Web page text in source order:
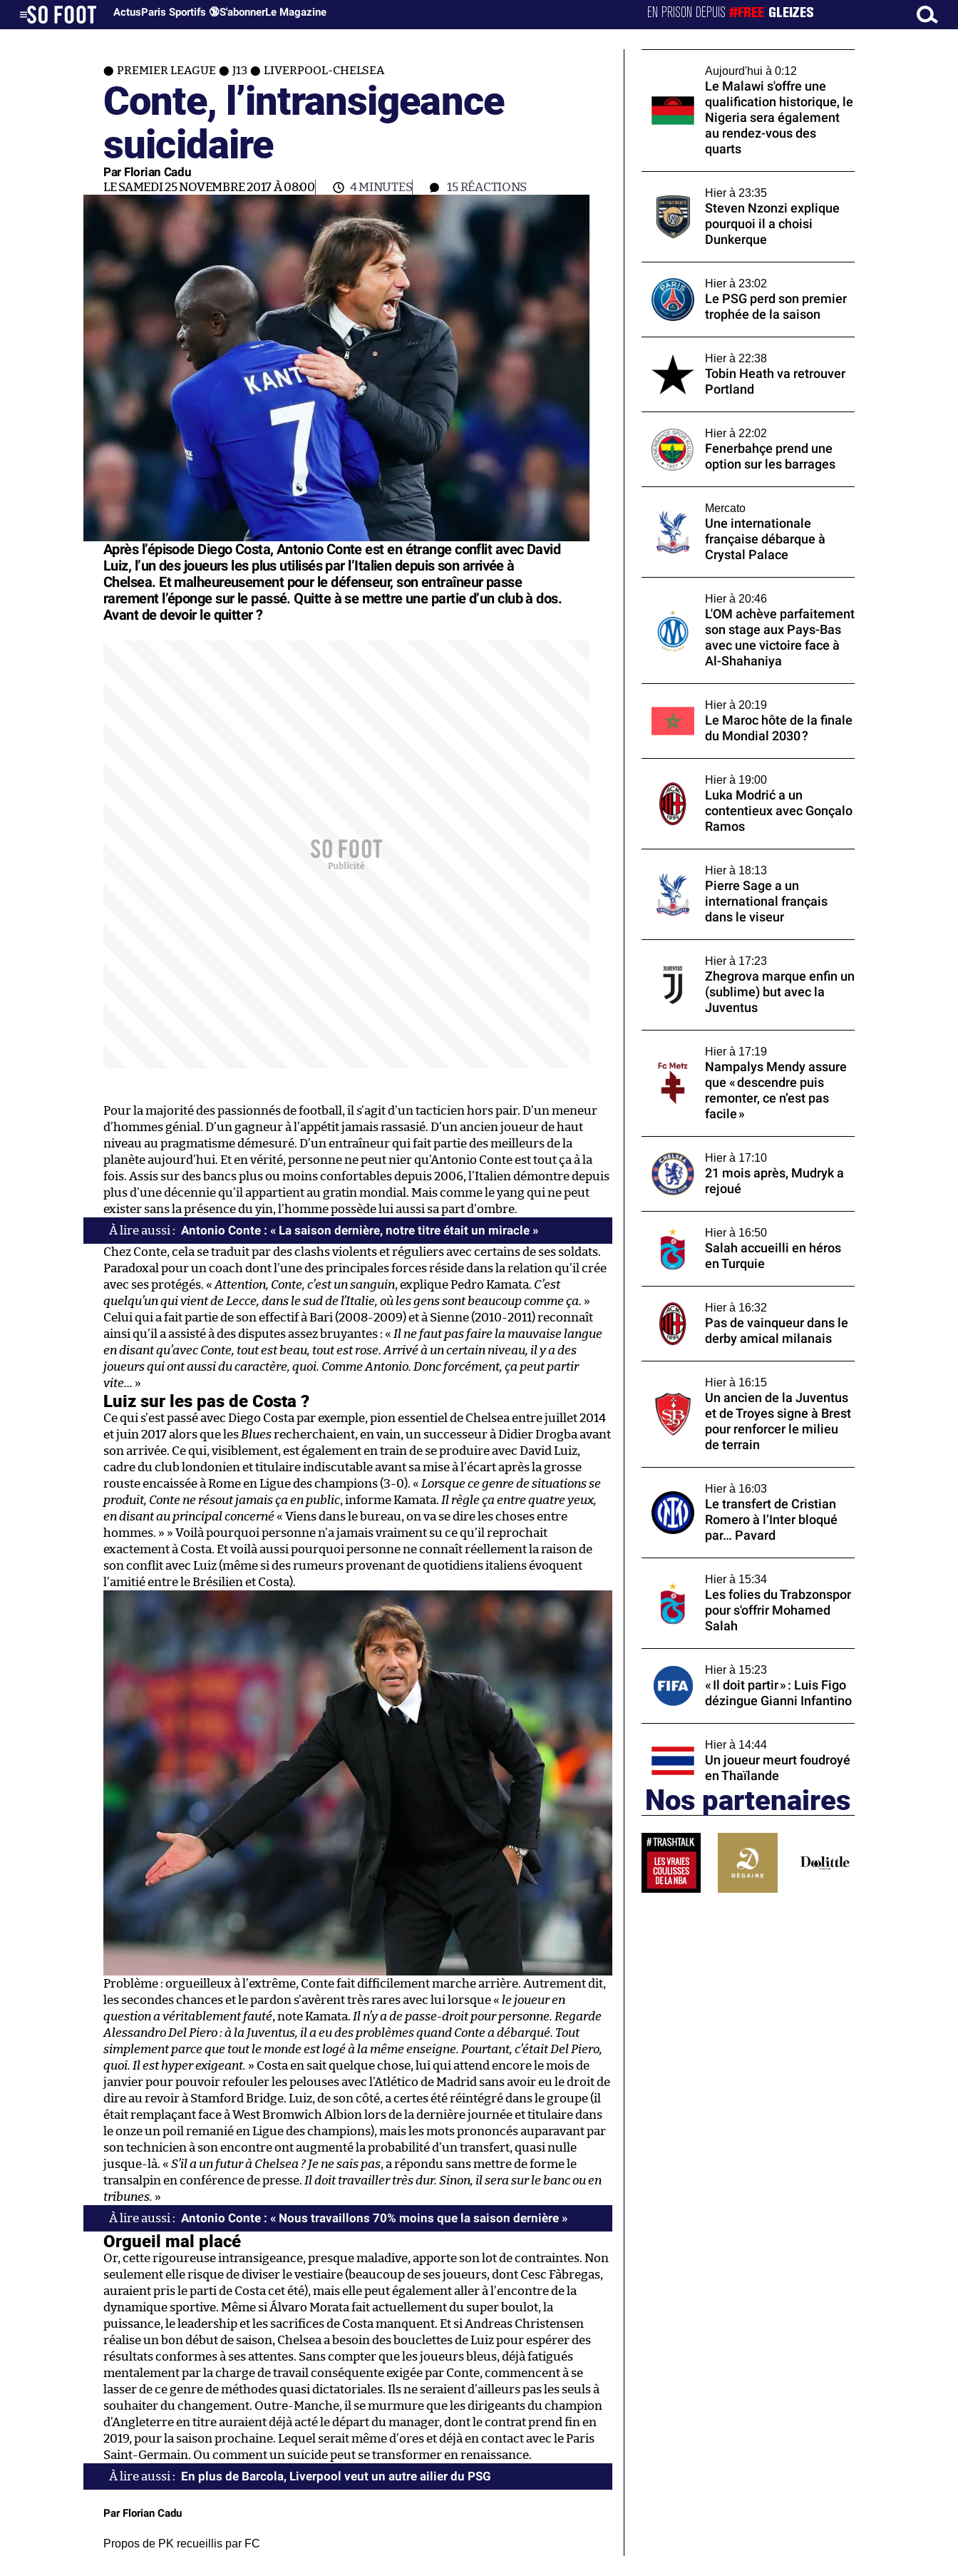
ActusParis Sportifs 🔞S'abonnerLe Magazine EN PRISON DEPUIS#FREE GLEIZES
PREMIER LEAGUE J13 LIVERPOOL-CHELSEA
Conte, l’intransigeance
suicidaire
Par Florian Cadu
LE SAMEDI 25 NOVEMBRE 2017 À 08:00 4 MINUTES 15RÉACTIONS
Après l’épisode Diego Costa, Antonio Conte est en étrange conflit avec David
Luiz, l’un des joueurs les plus utilisés par l’Italien depuis son arrivée à
Chelsea. Et malheureusement pour le défenseur, son entraîneur passe
rarement l’éponge sur le passé. Quitte à se mettre une partie d’un club à dos.
Avant de devoir le quitter ?
Pour la majorité des passionnés de football, il s’agit d’un tacticien hors pair. D’un meneur
d’hommes génial. D’un gagneur à l’appétit jamais rassasié. D’un ancien joueur de haut
niveau au pragmatisme démesuré. D’un entraîneur qui fait partie des meilleurs de la
planète aujourd’hui. Et en vérité, personne ne peut nier qu’Antonio Conte est tout ça à la
fois. Assis sur des bancs plus ou moins confortables depuis 2006, l’Italien démontre depuis
plus d’une décennie qu’il appartient au gratin mondial. Mais comme le yang qui ne peut
exister sans la présence du yin, l’homme possède lui aussi sa part d’ombre.
Antonio Conte : « La saison dernière, notre titre était un miracle »
Chez Conte, cela se traduit par des clashs violents et réguliers avec certains de ses soldats.
Paradoxal pour un coach dont l’une des principales forces réside dans la relation qu’il crée
avec ses protégés. « Attention, Conte, c’est un sanguin, explique Pedro Kamata. C’est
quelqu’un qui vient de Lecce, dans le sud de l’Italie, où les gens sont beaucoup comme ça. »
Celui qui a fait partie de son effectif à Bari (2008-2009) et à Sienne (2010-2011) reconnaît
ainsi qu’il a assisté à des disputes assez bruyantes : « Il ne faut pas faire la mauvaise langue
en disant qu’avec Conte, tout est beau, tout est rose. Arrivé à un certain niveau, il y a des
joueurs qui ont aussi du caractère, quoi. Comme Antonio. Donc forcément, ça peut partir
vite… »
Luiz sur les pas de Costa ?
Ce qui s’est passé avec Diego Costa par exemple, pion essentiel de Chelsea entre juillet 2014
et juin 2017 alors que les Bluesrecherchaient, en vain, un successeur à Didier Drogba avant
son arrivée. Ce qui, visiblement, est également en train de se produire avec David Luiz,
cadre du club londonien et titulaire indiscutable avant sa mise à l’écart après la grosse
rouste encaissée à Rome en Ligue des champions (3-0). « Lorsque ce genre de situations se
produit, Conte ne résout jamais ça en public, informe Kamata. Il règle ça entre quatre yeux,
en disant au principal concerné « Viens dans le bureau, on va se dire les choses entre
hommes. » » Voilà pourquoi personne n’a jamais vraiment su ce qu’il reprochait
exactement à Costa. Et voilà aussi pourquoi personne ne connaît réellement la raison de
son conflit avec Luiz (même si des rumeurs provenant de quotidiens italiens évoquent
l’amitié entre le Brésilien et Costa).
Problème : orgueilleux à l’extrême, Conte fait difficilement marche arrière. Autrement dit,
les secondes chances et le pardon s’avèrent très rares avec lui lorsque « le joueur en
question a véritablement fauté, note Kamata. Il n’y a de passe-droit pour personne. Regarde
Alessandro Del Piero : à la Juventus, il a eu des problèmes quand Conte a débarqué. Tout
simplement parce que tout le monde est logé à la même enseigne. Pourtant, c’était Del Piero,
quoi. Il est hyper exigeant. » Costa en sait quelque chose, lui qui attend encore le mois de
janvier pour pouvoir refouler les pelouses avec l’Atlético de Madrid sans avoir eu le droit de
dire au revoir à Stamford Bridge. Luiz, de son côté, a certes été réintégré dans le groupe (il
était remplaçant face à West Bromwich Albion lors de la dernière journée et titulaire dans
le onze un poil remanié en Ligue des champions), mais les mots prononcés auparavant par
son technicien à son encontre ont augmenté la probabilité d’un transfert, quasi nulle
jusque-là. « S’il a un futur à Chelsea ? Je ne sais pas, a répondu sans mettre de forme le
transalpin en conférence de presse. Il doit travailler très dur. Sinon, il sera sur le banc ou en
tribunes. »
Antonio Conte : « Nous travaillons 70% moins que la saison dernière »
Orgueil mal placé
Or, cette rigoureuse intransigeance, presque maladive, apporte son lot de contraintes. Non
seulement elle risque de diviser le vestiaire (beaucoup de ses joueurs, dont Cesc Fàbregas,
auraient pris le parti de Costa cet été), mais elle peut également aller à l’encontre de la
dynamique sportive. Même si Álvaro Morata fait actuellement du super boulot, la
puissance, le leadership et les sacrifices de Costa manquent. Et si Andreas Christensen
réalise un bon début de saison, Chelsea a besoin des bouclettes de Luiz pour espérer des
résultats conformes à ses attentes. Sans compter que les joueurs bleus, déjà fatigués
mentalement par la charge de travail conséquente exigée par Conte, commencent à se
lasser de ce genre de méthodes quasi dictatoriales. Ils ne seraient d’ailleurs pas les seuls à
souhaiter du changement. Outre-Manche, il se murmure que les dirigeants du champion
d’Angleterre en titre auraient déjà acté le départ du manager, dont le contrat prend fin en
2019, pour la saison prochaine. Lequel serait même d’ores et déjà en contact avec le Paris
Saint-Germain. Ou comment un suicide peut se transformer en renaissance.
En plus de Barcola, Liverpool veut un autre ailier du PSG
Par Florian Cadu
Propos de PK recueillis par FC
Aujourd'hui à 0:12
Le Malawi s'offre une
qualification historique, le
Nigeria sera également
au rendez-vous des
quarts
Hier à 23:35
Steven Nzonzi explique
pourquoi il a choisi
Dunkerque
Hier à 23:02
Le PSG perd son premier
trophée de la saison
Hier à 22:38
Tobin Heath va retrouver
Portland
Hier à 22:02
Fenerbahçe prend une
option sur les barrages
Mercato
Une internationale
française débarque à
Crystal Palace
Hier à 20:46
L'OM achève parfaitement
son stage aux Pays-Bas
avec une victoire face à
Al-Shahaniya
Hier à 20:19
Le Maroc hôte de la finale
du Mondial 2030 ?
Hier à 19:00
Luka Modrić a un
contentieux avec Gonçalo
Ramos
Hier à 18:13
Pierre Sage a un
international français
dans le viseur
Hier à 17:23
Zhegrova marque enfin un
(sublime) but avec la
Juventus
Hier à 17:19
Nampalys Mendy assure
que « descendre puis
remonter, ce n’est pas
facile »
Hier à 17:10
21 mois après, Mudryk a
rejoué
Hier à 16:50
Salah accueilli en héros
en Turquie
Hier à 16:32
Pas de vainqueur dans le
derby amical milanais
Hier à 16:15
Un ancien de la Juventus
et de Troyes signe à Brest
pour renforcer le milieu
de terrain
Hier à 16:03
Le transfert de Cristian
Romero à l’Inter bloqué
par… Pavard
Hier à 15:34
Les folies du Trabzonspor
pour s'offrir Mohamed
Salah
Hier à 15:23
« Il doit partir » : Luis Figo
dézingue Gianni Infantino
Hier à 14:44
Un joueur meurt foudroyé
en Thaïlande
Nos partenaires